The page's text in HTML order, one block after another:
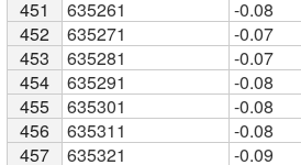
451
635261
-0.08
452
635271
-0.07
453
635281
-0.07
454
635291
-0.08
455
635301
-0.08
456
635311
-0.08
457
635321
-0.09
451
452
453
454
455
456
457